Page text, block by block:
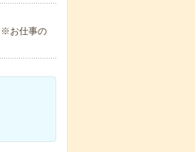
※お仕事の